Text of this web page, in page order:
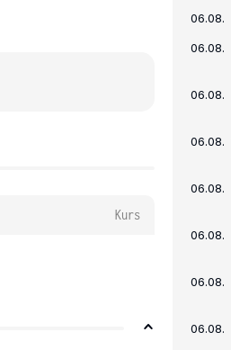
Kurs
06.08.
06.08.
06.08.
06.08.
06.08.
06.08.
06.08.
06.08.